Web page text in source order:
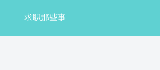
求职那些事